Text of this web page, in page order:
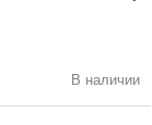
В наличии